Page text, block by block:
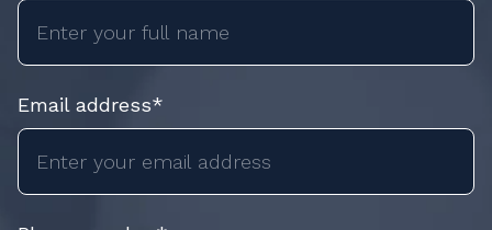
Email address*